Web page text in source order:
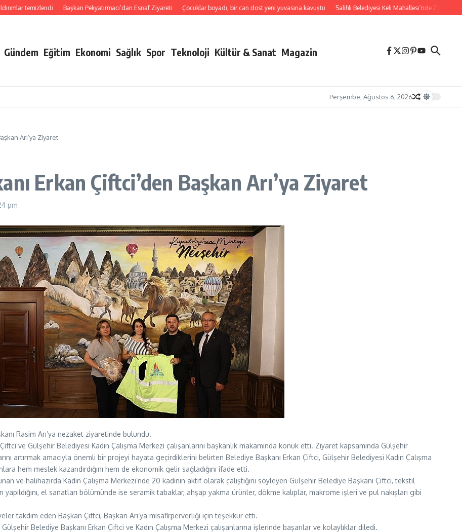
temizlendi Başkan Pekyatırmacı’dan Esnaf Ziyareti Çocuklar boyadı, bir can dost yeni yuvasına kavuştu Salihli Belediyesi Keli Mahallesi’nde 2 Bin 250 Ton
Gündem Eğitim Ekonomi Sağlık Spor Teknoloji Kültür & Sanat Magazin
Perşembe, Ağustos 6, 2026
Arı’ya Ziyaret
Erkan Çiftci’den Başkan Arı’ya Ziyaret
pm
Rasim Arı’ya nezaket ziyaretinde bulundu.
ve Gülşehir Belediyesi Kadın Çalışma Merkezi çalışanlarını başkanlık makamında konuk etti. Ziyaret kapsamında Gülşehir
artırmak amacıyla önemli bir projeyi hayata geçirdiklerini belirten Belediye Başkanı Erkan Çiftci, Gülşehir Belediyesi Kadın Çalışma
hem meslek kazandırdığını hem de ekonomik gelir sağladığını ifade etti.
ve halihazırda Kadın Çalışma Merkezi’nde 20 kadının aktif olarak çalıştığını söyleyen Gülşehir Belediye Başkanı Çiftci, tekstil
el sanatları bölümünde ise seramik tabaklar, ahşap yakma ürünler, dökme kalıplar, makrome işleri ve pul nakışları gibi
takdim eden Başkan Çiftci, Başkan Arı’ya misafirperverliği için teşekkür etti.
Belediye Başkanı Erkan Çiftci ve Kadın Çalışma Merkezi çalışanlarına işlerinde başarılar ve kolaylıklar diledi.